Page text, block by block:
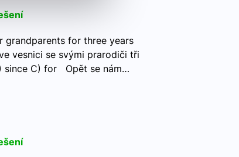
grandparents for three years
vesnici se svými prarodiči tři
since C) for Opět se nám…